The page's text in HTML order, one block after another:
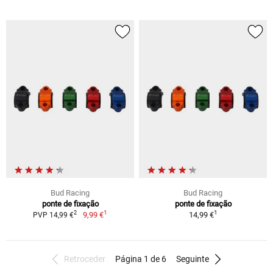
Bud Racing
ponte de fixação
PVP 14,99 €2 9,99 €1
Bud Racing
ponte de fixação
14,99 €1
Retroceder Página 1 de 6 Seguinte